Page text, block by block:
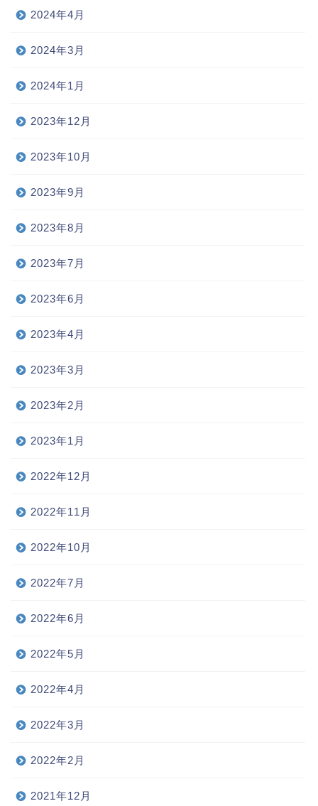
2024年4月
2024年3月
2024年1月
2023年12月
2023年10月
2023年9月
2023年8月
2023年7月
2023年6月
2023年4月
2023年3月
2023年2月
2023年1月
2022年12月
2022年11月
2022年10月
2022年7月
2022年6月
2022年5月
2022年4月
2022年3月
2022年2月
2021年12月